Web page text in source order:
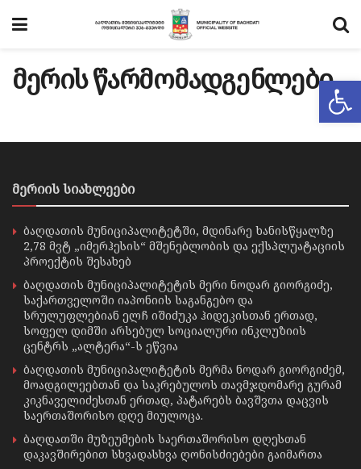
მერის წარმომადგენლები
მერიის სიახლეები
ბაღდათის მუნიციპალიტეტში, მდინარე ხანისწყალზე
2,78 მვტ „იმერჰესის“ მშენებლობის და ექსპლუატაციის
პროექტის შესახებ
ბაღდათის მუნიციპალიტეტის მერი ნოდარ გიორგიძე,
საქართველოში იაპონიის საგანგებო და
სრულუფლებიან ელჩ იშიძუკა ჰიდეკისთან ერთად,
სოფელ დიმში არსებულ სოციალური ინკლუზიის
ცენტრს „ალტერა“-ს ეწვია
ბაღდათის მუნიციპალიტეტის მერმა ნოდარ გიორგიძემ,
მოადგილეებთან და საკრებულოს თავმჯდომარე გურამ
კიკნაველიძესთან ერთად, პატარებს ბავშვთა დაცვის
საერთაშორისო დღე მიულოცა.
ბაღდათში მუზეუმების საერთაშორისო დღესთან
დაკავშირებით სხვადასხვა ღონისძიებები გაიმართა